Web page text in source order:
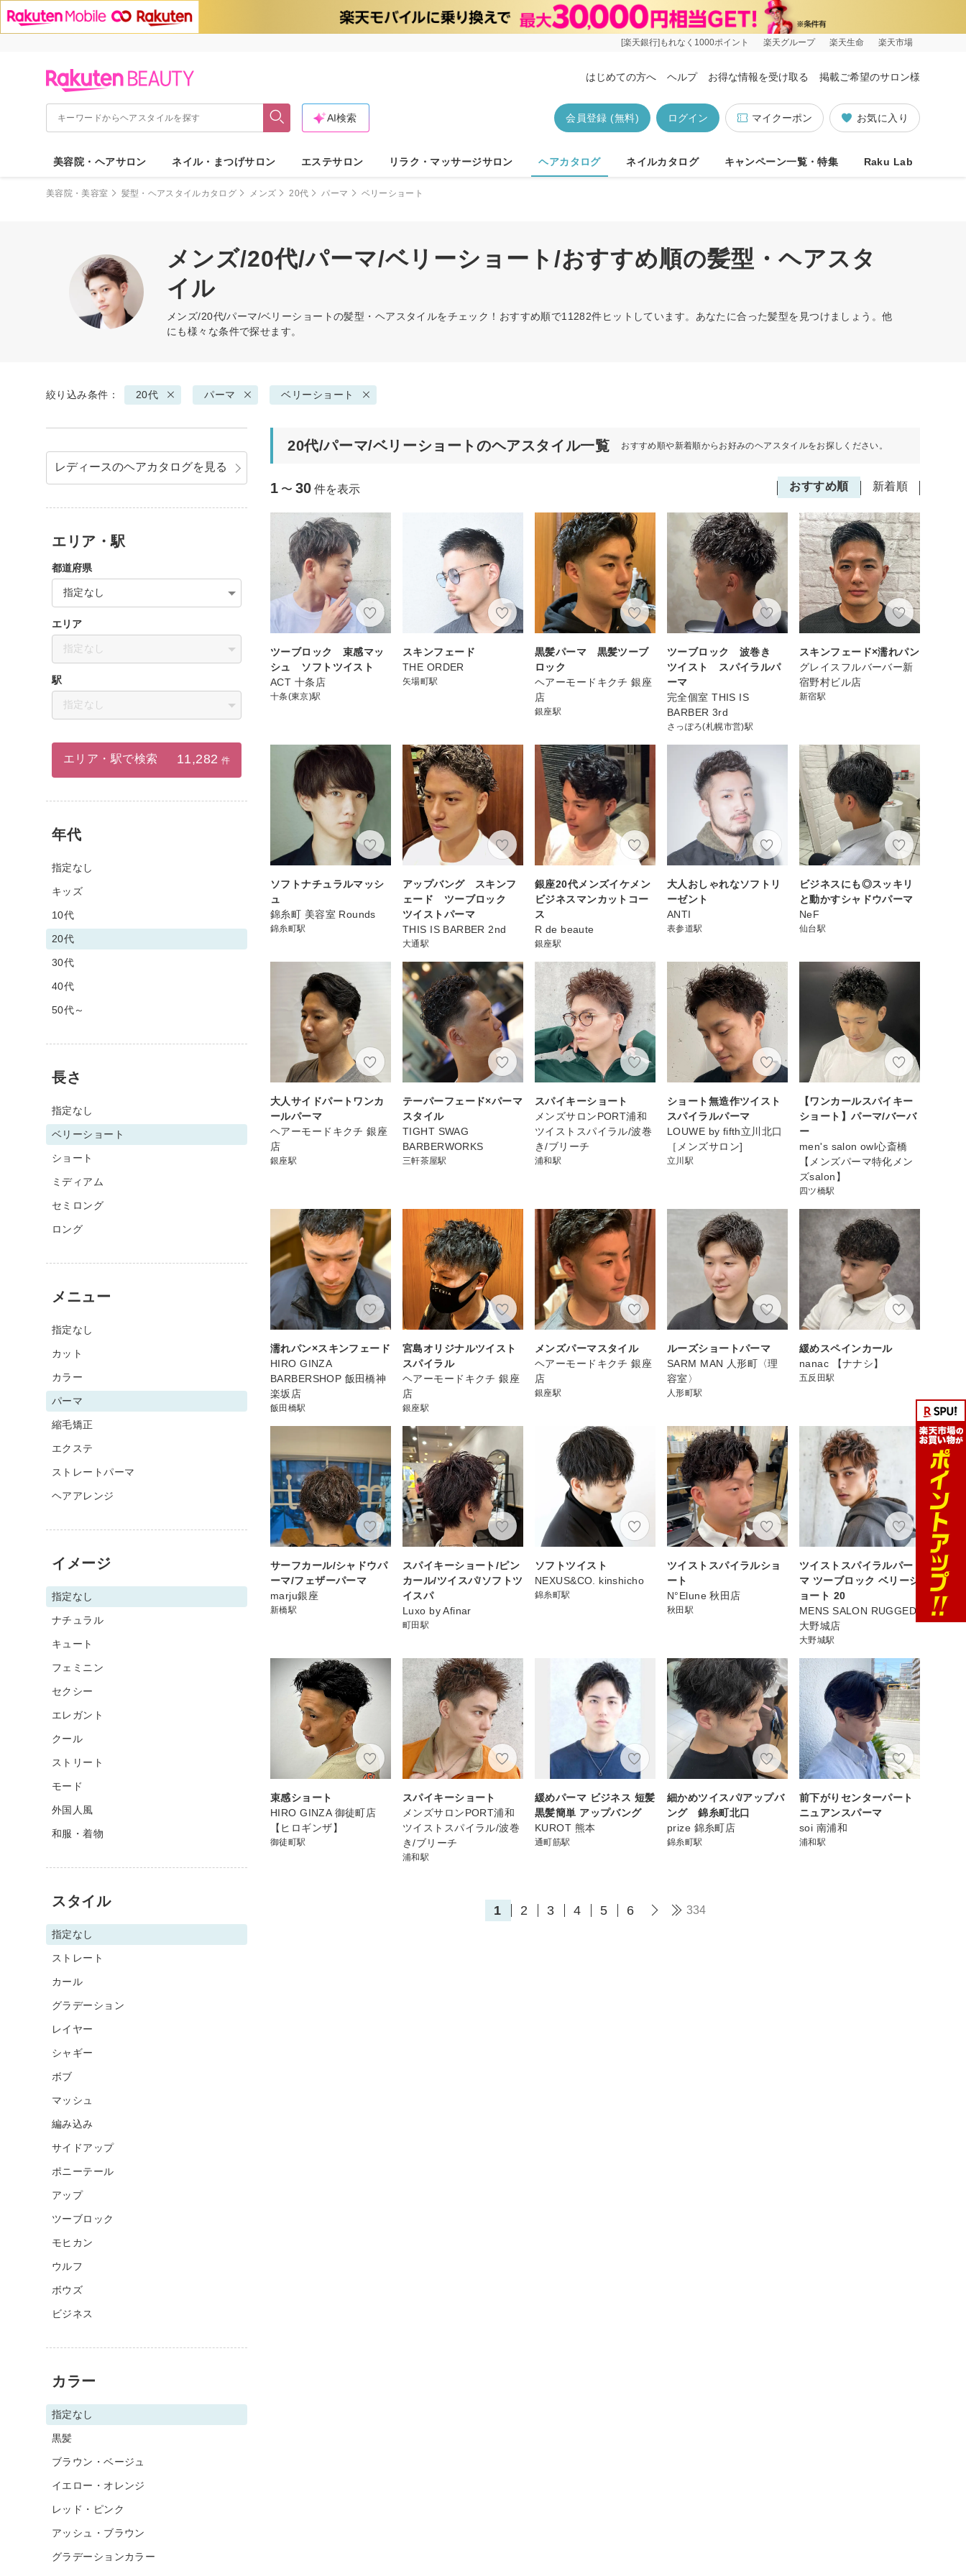
[楽天銀行]もれなく1000ポイント 楽天グループ 楽天生命 楽天市場
はじめての方へ ヘルプ お得な情報を受け取る 掲載ご希望のサロン様
お気に入り
マイクーポン
ログイン
会員登録 (無料)
AI検索
美容院・ヘアサロン ネイル・まつげサロン エステサロン リラク・マッサージサロン ヘアカタログ ネイルカタログ キャンペーン一覧・特集 Raku Lab
美容院・美容室 髪型・ヘアスタイルカタログ メンズ 20代 パーマ ベリーショート
メンズ/20代/パーマ/ベリーショート/おすすめ順の髪型・ヘアスタ
イル
メンズ/20代/パーマ/ベリーショートの髪型・ヘアスタイルをチェック！おすすめ順で11282件ヒットしています。あなたに合った髪型を見つけましょう。他
にも様々な条件で探せます。
絞り込み条件： 20代 パーマ ベリーショート
20代/パーマ/ベリーショートのヘアスタイル一覧 おすすめ順や新着順からお好みのヘアスタイルをお探しください。
おすすめ順 新着順
1 〜 30 件を表示
ツーブロック 束感マッ
シュ ソフトツイスト
ACT 十条店
十条(東京)駅
スキンフェード
THE ORDER
矢場町駅
黒髪パーマ 黒髪ツーブ
ロック
ヘアーモードキクチ 銀座
店
銀座駅
ツーブロック 波巻き
ツイスト スパイラルパ
ーマ
完全個室 THIS IS
BARBER 3rd
さっぽろ(札幌市営)駅
スキンフェード×濡れパン
グレイスフルバーバー新
宿野村ビル店
新宿駅
ソフトナチュラルマッシ
ュ
錦糸町 美容室 Rounds
錦糸町駅
アップバング スキンフ
ェード ツーブロック
ツイストパーマ
THIS IS BARBER 2nd
大通駅
銀座20代メンズイケメン
ビジネスマンカットコー
ス
R de beaute
銀座駅
大人おしゃれなソフトリ
ーゼント
ANTI
表参道駅
ビジネスにも◎スッキリ
と動かすシャドウパーマ
NeF
仙台駅
大人サイドパートワンカ
ールパーマ
ヘアーモードキクチ 銀座
店
銀座駅
テーパーフェード×パーマ
スタイル
TIGHT SWAG
BARBERWORKS
三軒茶屋駅
スパイキーショート
メンズサロンPORT浦和
ツイストスパイラル/波巻
き/ブリーチ
浦和駅
ショート無造作ツイスト
スパイラルパーマ
LOUWE by fifth立川北口
［メンズサロン]
立川駅
【ワンカールスパイキー
ショート】パーマ/バーバ
ー
men's salon owl心斎橋
【メンズパーマ特化メン
ズsalon】
四ツ橋駅
濡れパン×スキンフェード
HIRO GINZA
BARBERSHOP 飯田橋神
楽坂店
飯田橋駅
宮島オリジナルツイスト
スパイラル
ヘアーモードキクチ 銀座
店
銀座駅
メンズパーマスタイル
ヘアーモードキクチ 銀座
店
銀座駅
ルーズショートパーマ
SARM MAN 人形町〈理
容室〉
人形町駅
緩めスペインカール
nanac 【ナナシ】
五反田駅
サーフカール/シャドウパ
ーマ/フェザーパーマ
marju銀座
新橋駅
スパイキーショート/ピン
カール/ツイスパ/ソフトツ
イスパ
Luxo by Afinar
町田駅
ソフトツイスト
NEXUS&CO. kinshicho
錦糸町駅
ツイストスパイラルショ
ート
N°Elune 秋田店
秋田駅
ツイストスパイラルパー
マ ツーブロック ベリーシ
ョート 20
MENS SALON RUGGED
大野城店
大野城駅
束感ショート
HIRO GINZA 御徒町店
【ヒロギンザ】
御徒町駅
スパイキーショート
メンズサロンPORT浦和
ツイストスパイラル/波巻
き/ブリーチ
浦和駅
緩めパーマ ビジネス 短髪
黒髪簡単 アップバング
KUROT 熊本
通町筋駅
細かめツイスパ/アップバ
ング 錦糸町北口
prize 錦糸町店
錦糸町駅
前下がりセンターパート
ニュアンスパーマ
soi 南浦和
浦和駅
1 2 3 4 5 6 334
レディースのヘアカタログを見る
エリア・駅
都道府県
指定なし
エリア
指定なし
駅
指定なし
エリア・駅で検索 11,282 件
年代
指定なし
キッズ
10代
20代
30代
40代
50代～
長さ
指定なし
ベリーショート
ショート
ミディアム
セミロング
ロング
メニュー
指定なし
カット
カラー
パーマ
縮毛矯正
エクステ
ストレートパーマ
ヘアアレンジ
イメージ
指定なし
ナチュラル
キュート
フェミニン
セクシー
エレガント
クール
ストリート
モード
外国人風
和服・着物
スタイル
指定なし
ストレート
カール
グラデーション
レイヤー
シャギー
ボブ
マッシュ
編み込み
サイドアップ
ポニーテール
アップ
ツーブロック
モヒカン
ウルフ
ボウズ
ビジネス
カラー
指定なし
黒髪
ブラウン・ベージュ
イエロー・オレンジ
レッド・ピンク
アッシュ・ブラウン
グラデーションカラー